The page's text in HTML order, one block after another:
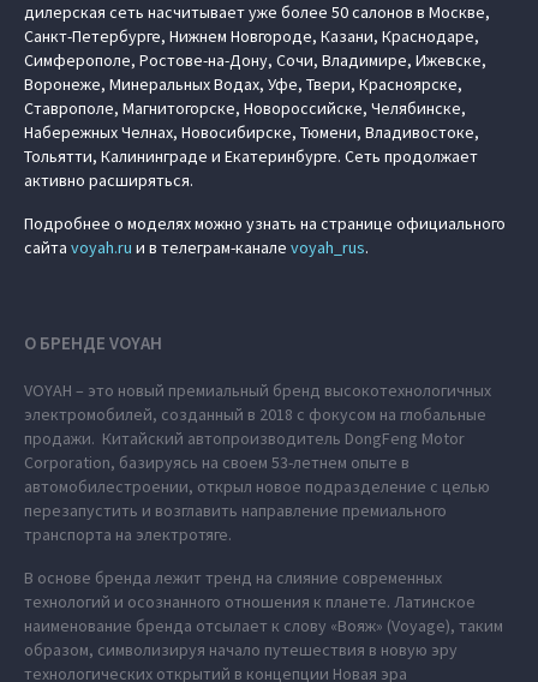
дилерская сеть насчитывает уже более 50 салонов в Москве,
Санкт-Петербурге, Нижнем Новгороде, Казани, Краснодаре,
Симферополе, Ростове-на-Дону, Сочи, Владимире, Ижевске,
Воронеже, Минеральных Водах, Уфе, Твери, Красноярске,
Ставрополе, Магнитогорске, Новороссийске, Челябинске,
Набережных Челнах, Новосибирске, Тюмени, Владивостоке,
Тольятти, Калининграде и Екатеринбурге. Сеть продолжает
активно расширяться.
Подробнее о моделях можно узнать на странице официального
сайта voyah.ru и в телеграм-канале voyah_rus.
О БРЕНДЕ VOYAH
VOYAH – это новый премиальный бренд высокотехнологичных
электромобилей, созданный в 2018 с фокусом на глобальные
продажи. Китайский автопроизводитель DongFeng Motor
Corporation, базируясь на своем 53-летнем опыте в
автомобилестроении, открыл новое подразделение с целью
перезапустить и возглавить направление премиального
транспорта на электротяге.
В основе бренда лежит тренд на слияние современных
технологий и осознанного отношения к планете. Латинское
наименование бренда отсылает к слову «Вояж» (Voyage), таким
образом, символизируя начало путешествия в новую эру
технологических открытий в концепции Новая эра